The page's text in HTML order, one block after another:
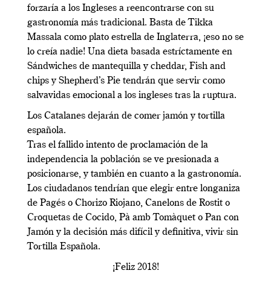
forzaría a los Ingleses a reencontrarse con su
gastronomía más tradicional. Basta de Tikka
Massala como plato estrella de Inglaterra, ¡eso no se
lo creía nadie! Una dieta basada estríctamente en
Sándwiches de mantequilla y cheddar, Fish and
chips y Shepherd’s Pie tendrán que servir como
salvavidas emocional a los ingleses tras la ruptura.
Los Catalanes dejarán de comer jamón y tortilla
española.
Tras el fallido intento de proclamación de la
independencia la población se ve presionada a
posicionarse, y también en cuanto a la gastronomía.
Los ciudadanos tendrían que elegir entre longaniza
de Pagés o Chorizo Riojano, Canelons de Rostit o
Croquetas de Cocido, Pà amb Tomàquet o Pan con
Jamón y la decisión más difícil y definitiva, vivir sin
Tortilla Española.
¡Feliz 2018!